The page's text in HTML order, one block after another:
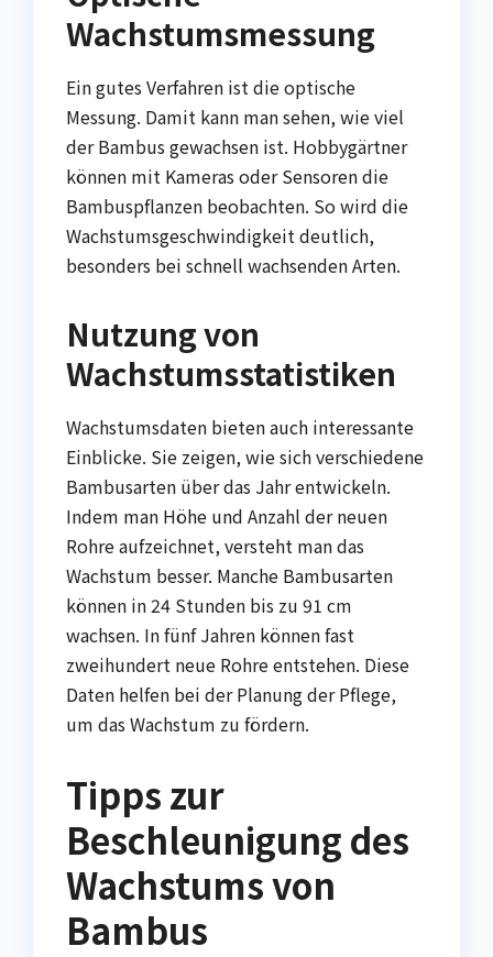
Wachstumsmessung
Ein gutes Verfahren ist die optische
Messung. Damit kann man sehen, wie viel
der Bambus gewachsen ist. Hobbygärtner
können mit Kameras oder Sensoren die
Bambuspflanzen beobachten. So wird die
Wachstumsgeschwindigkeit deutlich,
besonders bei schnell wachsenden Arten.
Nutzung von
Wachstumsstatistiken
Wachstumsdaten bieten auch interessante
Einblicke. Sie zeigen, wie sich verschiedene
Bambusarten über das Jahr entwickeln.
Indem man Höhe und Anzahl der neuen
Rohre aufzeichnet, versteht man das
Wachstum besser. Manche Bambusarten
können in 24 Stunden bis zu 91 cm
wachsen. In fünf Jahren können fast
zweihundert neue Rohre entstehen. Diese
Daten helfen bei der Planung der Pflege,
um das Wachstum zu fördern.
Tipps zur
Beschleunigung des
Wachstums von
Bambus